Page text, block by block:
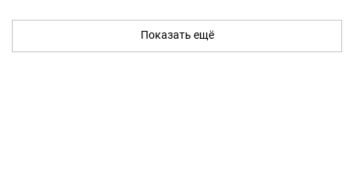
Показать ещё